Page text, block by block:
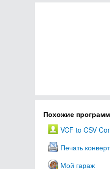
Похожие
VCF to CSV
Печать
Мой гараж